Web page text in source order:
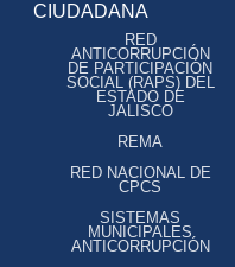
CIUDADANA
RED
ANTICORRUPCIÓN
DE PARTICIPACIÓN
SOCIAL (RAPS) DEL
ESTADO DE
JALISCO
REMA
RED NACIONAL DE
CPCS
SISTEMAS
MUNICIPALES
ANTICORRUPCIÓN